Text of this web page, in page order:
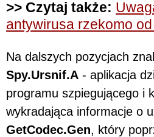
>> Czytaj także:
antywirusa rzekomo
Na dalszych pozycjach
Spy.Ursnif.A - aplikacja
programu szpiegującego i
wykradająca informacje o
GetCodec.Gen, który